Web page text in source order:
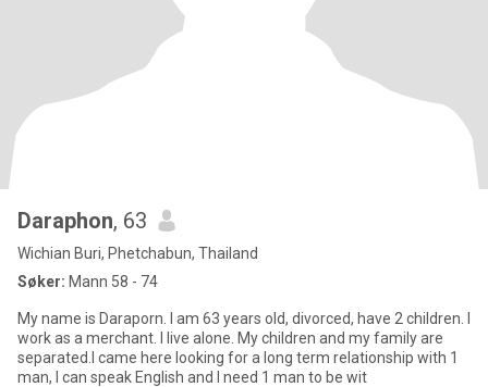
Daraphon, 63
Wichian Buri, Phetchabun, Thailand
Søker: Mann 58 - 74
My name is Daraporn. I am 63 years old, divorced, have 2 children. I
work as a merchant. I live alone. My children and my family are
separated.I came here looking for a long term relationship with 1
man, I can speak English and I need 1 man to be wit